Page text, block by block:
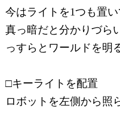
今はライトを1つも置
真っ暗だと分かりづら
っすらとワールドを明
□キーライトを配置
ロボットを左側から照